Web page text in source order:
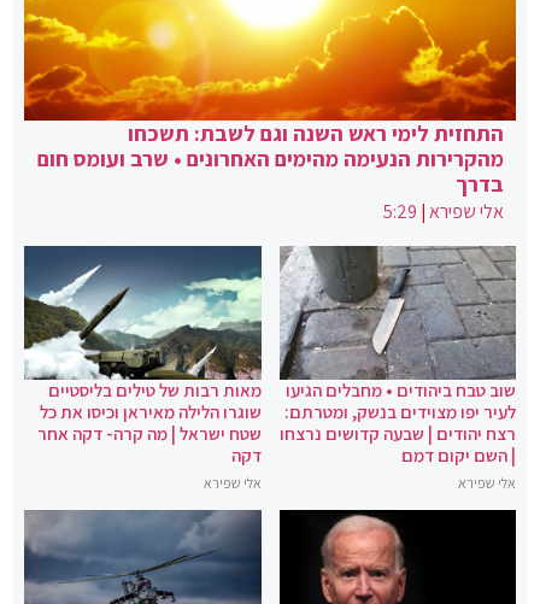
התחזית לימי ראש השנה וגם לשבת: תשכחו
מהקרירות הנעימה מהימים האחרונים • שרב ועומס חום
בדרך
אלי שפירא|
5:29
שוב טבח ביהודים • מחבלים הגיעו
לעיר יפו מצוידים בנשק, ומטרתם:
רצח יהודים | שבעה קדושים נרצחו
| השם יקום דמם
אלי שפירא
מאות רבות של טילים בליסטיים
שוגרו הלילה מאיראן וכיסו את כל
שטח ישראל | מה קרה- דקה אחר
דקה
אלי שפירא